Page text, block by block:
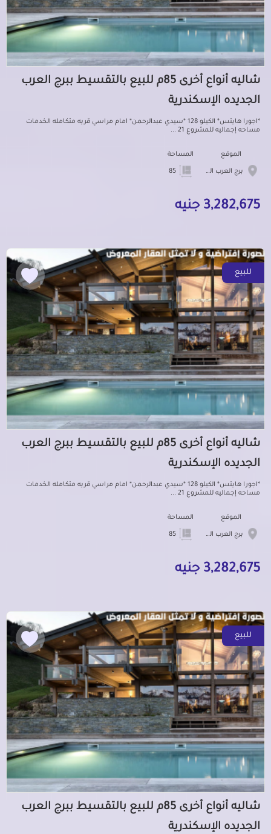
شاليه أنواع أخرى 85م للبيع بالتقسيط ببرج العرب
الجديده الإسكندرية
*اجورا هايتس* الكيلو 128 *سيدي عبدالرحمن* امام مراسي قريه متكامله الخدمات
مساحه إجماليه للمشروع 21 ...
الموقع
برج العرب الجديده
المساحة
85
3,282,675 جنيه
للبيع
شاليه أنواع أخرى 85م للبيع بالتقسيط ببرج العرب
الجديده الإسكندرية
*اجورا هايتس* الكيلو 128 *سيدي عبدالرحمن* امام مراسي قريه متكامله الخدمات
مساحه إجماليه للمشروع 21 ...
الموقع
برج العرب الجديده
المساحة
85
3,282,675 جنيه
للبيع
شاليه أنواع أخرى 85م للبيع بالتقسيط ببرج العرب
الجديده الإسكندرية